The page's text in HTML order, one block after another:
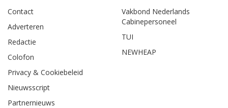
Contact
Adverteren
Redactie
Colofon
Privacy & Cookiebeleid
Nieuwsscript
Partnernieuws
Vakbond Nederlands
Cabinepersoneel
TUI
NEWHEAP